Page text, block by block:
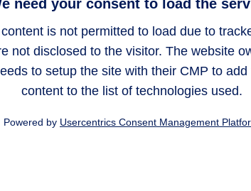
need your consent to load the
is not permitted to load due to
not disclosed to the visitor. The website
to setup the site with their CMP to add
content to the list of technologies used.
Powered by Usercentrics Consent Management